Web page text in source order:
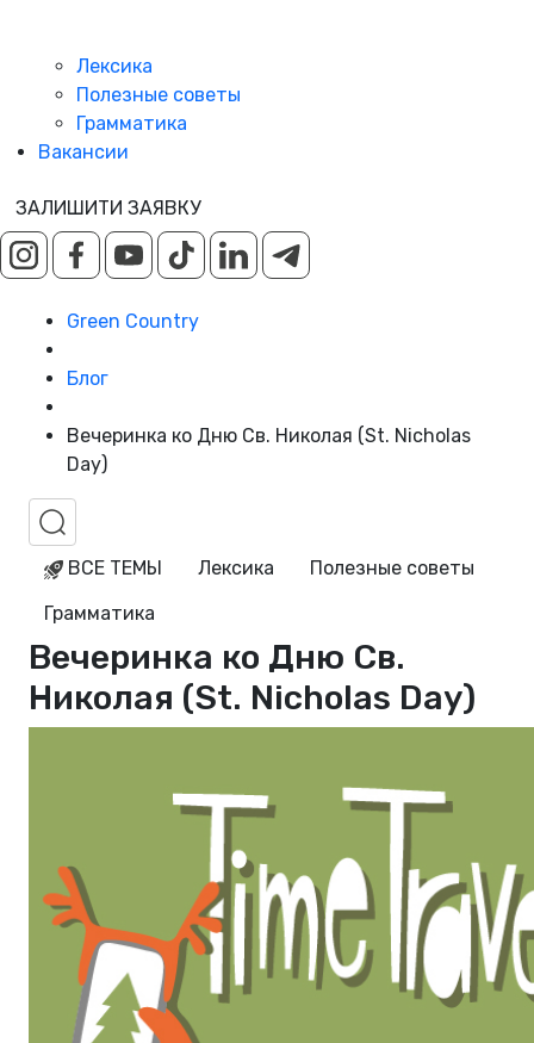
Лексика
Полезные советы
Грамматика
Вакансии
ЗАЛИШИТИ ЗАЯВКУ
Green Country
Блог
Вечеринка ко Дню Св. Николая (St. Nicholas
Day)
ВСЕ ТЕМЫ Лексика
Полезные советы
Грамматика
Вечеринка ко Дню Св.
Николая (St. Nicholas Day)